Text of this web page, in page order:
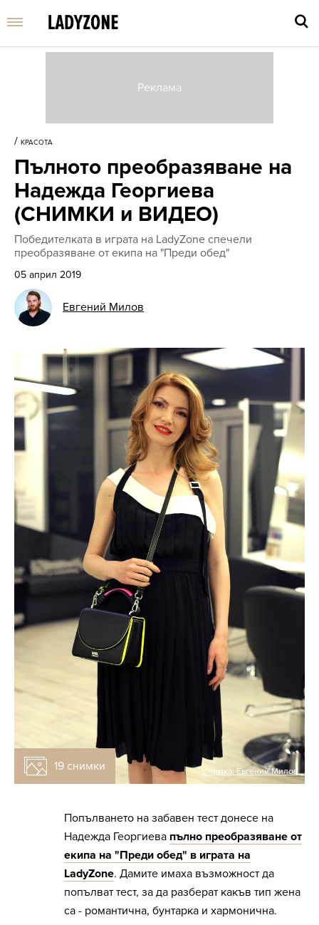
и
/ КРАСОТА
Пълното преобразяване на
Надежда Георгиева
(СНИМКИ и ВИДЕО)
Победителката в играта на LadyZone спечели
преобразяване от екипа на "Преди обед"
05 април 2019
Евгений Милов
19 снимки Снимка: Евгений Милов
Попълването на забавен тест донесе на
Надежда Георгиева пълно преобразяване от
екипа на "Преди обед" в играта на
LadyZone. Дамите имаха възможност да
попълват тест, за да разберат какъв тип жена
са - романтична, бунтарка и хармонична.